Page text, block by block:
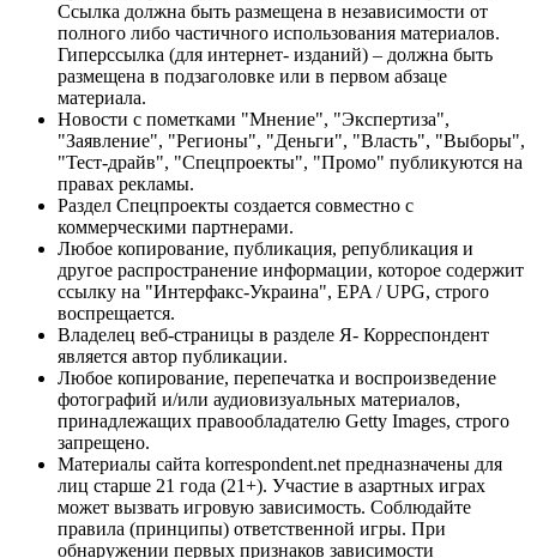
Ссылка должна быть размещена в независимости от
полного либо частичного использования материалов.
Гиперссылка (для интернет- изданий) – должна быть
размещена в подзаголовке или в первом абзаце
материала.
Новости с пометками "Мнение", "Экспертиза",
"Заявление", "Регионы", "Деньги", "Власть", "Выборы",
"Тест-драйв", "Спецпроекты", "Промо" публикуются на
правах рекламы.
Раздел Спецпроекты создается совместно с
коммерческими партнерами.
Любое копирование, публикация, републикация и
другое распространение информации, которое содержит
ссылку на "Интерфакс-Украина", EPA / UPG, строго
воспрещается.
Владелец веб-страницы в разделе Я- Корреспондент
является автор публикации.
Любое копирование, перепечатка и воспроизведение
фотографий и/или аудиовизуальных материалов,
принадлежащих правообладателю Getty Images, строго
запрещено.
Материалы сайта korrespondent.net предназначены для
лиц старше 21 года (21+). Участие в азартных играх
может вызвать игровую зависимость. Соблюдайте
правила (принципы) ответственной игры. При
обнаружении первых признаков зависимости